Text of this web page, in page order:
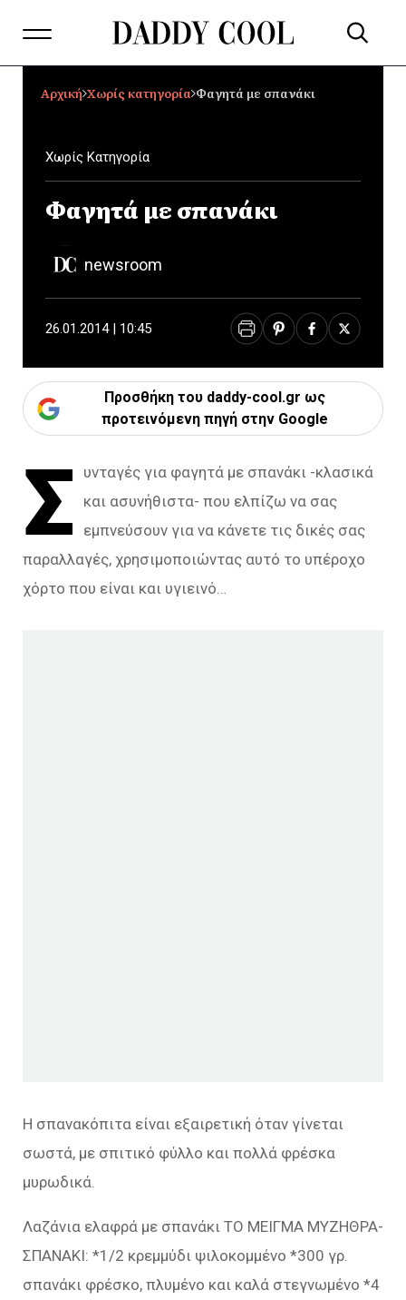
Αρχική Χωρίς κατηγορία Φαγητά με σπανάκι
Χωρίς Κατηγορία
Φαγητά με σπανάκι
newsroom
26.01.2014 | 10:45
Προσθήκη του daddy-cool.gr ως
προτεινόμενη πηγή στην Google
Σ
υνταγές για φαγητά με σπανάκι -κλασικά
και ασυνήθιστα- που ελπίζω να σας
εμπνεύσουν για να κάνετε τις δικές σας
παραλλαγές, χρησιμοποιώντας αυτό το υπέροχο
χόρτο που είναι και υγιεινό…
Η σπανακόπιτα είναι εξαιρετική όταν γίνεται
σωστά, με σπιτικό φύλλο και πολλά φρέσκα
μυρωδικά.
Λαζάνια ελαφρά με σπανάκι ΤΟ ΜΕΙΓΜΑ ΜΥΖΗΘΡΑ-
ΣΠΑΝΑΚΙ: *1/2 κρεμμύδι ψιλοκομμένο *300 γρ.
σπανάκι φρέσκο, πλυμένο και καλά στεγνωμένο *4